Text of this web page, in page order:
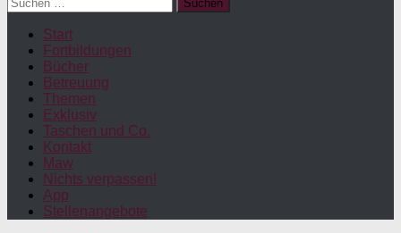
nach:
Start
Fortbildungen
Bücher
Betreuung
Themen
Exklusiv
Taschen und Co.
Kontakt
Maw
Nichts verpassen!
App
Stellenangebote